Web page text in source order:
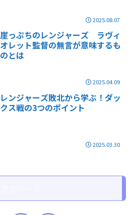
2025.08.07
崖っぷちのレンジャーズ ラヴィ
オレット監督の無言が意味するも
のとは
2025.04.09
レンジャーズ敗北から学ぶ！ダッ
クス戦の3つのポイント
2025.03.30